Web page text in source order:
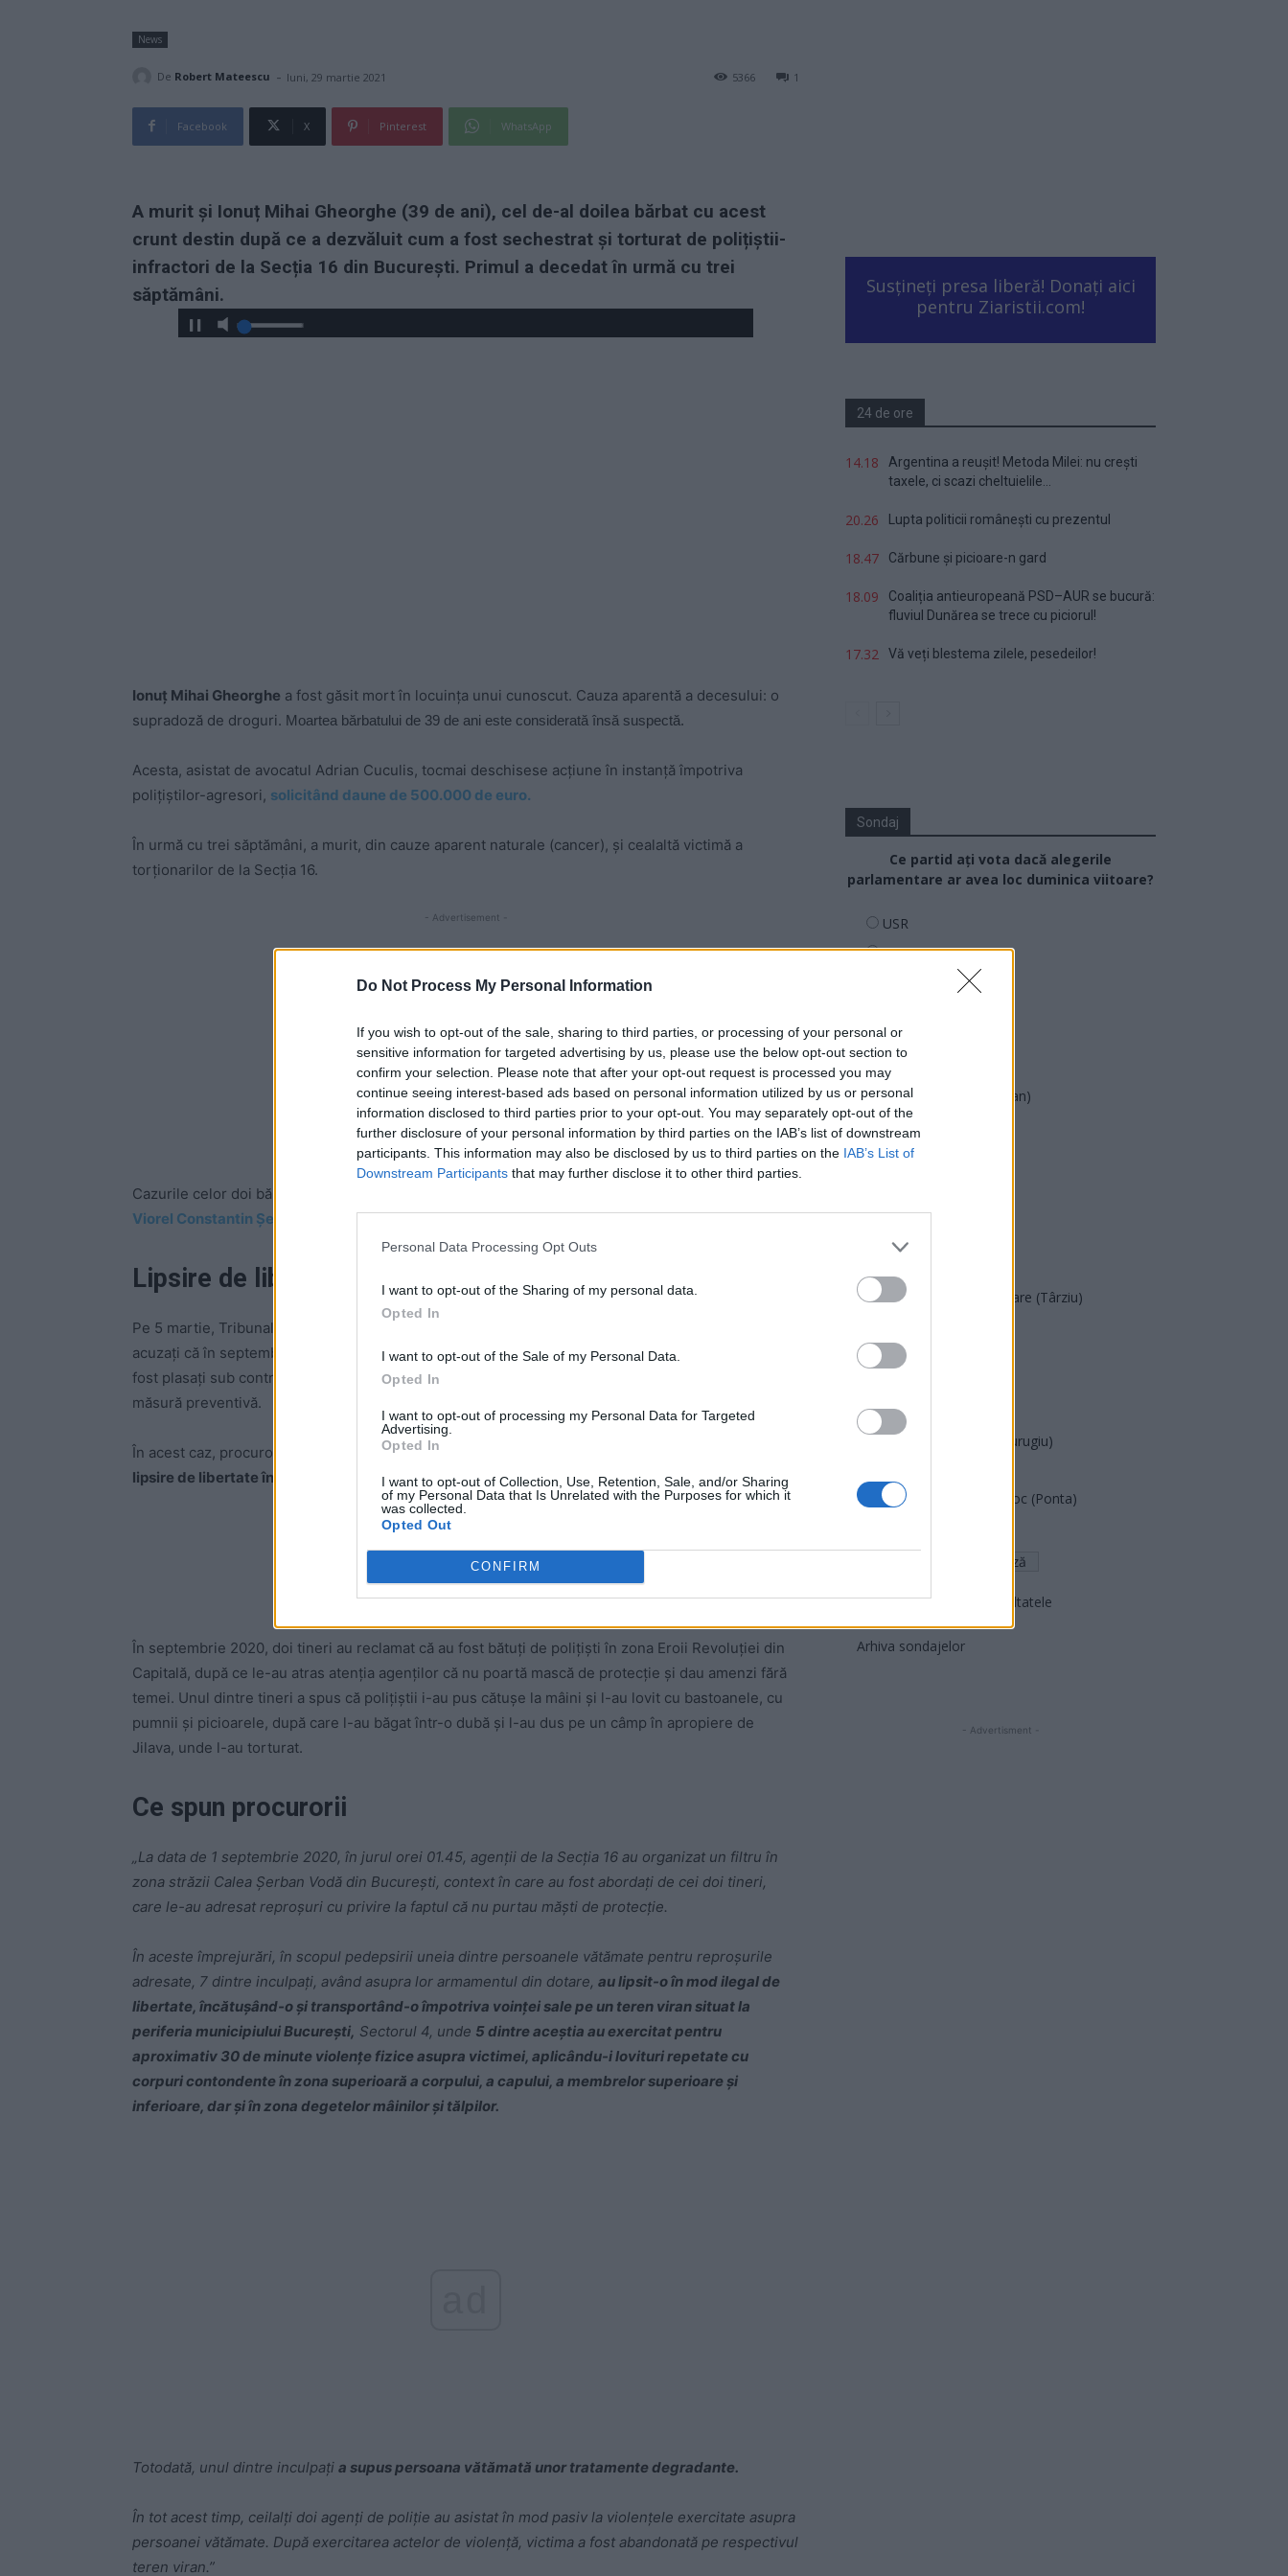
Do Not Process My Personal Information
If you wish to opt-out of the sale, sharing to third parties, or processing of your personal or
sensitive information for targeted advertising by us, please use the below opt-out section to
confirm your selection. Please note that after your opt-out request is processed you may
continue seeing interest-based ads based on personal information utilized by us or personal
information disclosed to third parties prior to your opt-out. You may separately opt-out of the
further disclosure of your personal information by third parties on the IAB’s list of downstream
participants. This information may also be disclosed by us to third parties on the IAB’s List of
Downstream Participants that may further disclose it to other third parties.
Personal Data Processing Opt Outs
I want to opt-out of the Sharing of my personal data.
Opted In
I want to opt-out of the Sale of my Personal Data.
Opted In
I want to opt-out of processing my Personal Data for Targeted
Advertising.
Opted In
I want to opt-out of Collection, Use, Retention, Sale, and/or Sharing
of my Personal Data that Is Unrelated with the Purposes for which it
was collected.
Opted Out
CONFIRM
News
De Robert Mateescu - luni, 29 martie 2021 1
5366
Facebook X Pinterest WhatsApp
A murit și Ionuț Mihai Gheorghe (39 de ani), cel de-al doilea bărbat cu acest
crunt destin după ce a dezvăluit cum a fost sechestrat și torturat de polițiștii-
infractori de la Secția 16 din București. Primul a decedat în urmă cu trei
săptămâni.
Ionuț Mihai Gheorghe a fost găsit mort în locuința unui cunoscut. Cauza aparentă a decesului: o
supradoză de droguri. Moartea bărbatului de 39 de ani este considerată însă suspectă.
Acesta, asistat de avocatul Adrian Cuculis, tocmai deschisese acțiune în instanță împotriva
polițiștilor-agresori, solicitând daune de 500.000 de euro.
În urmă cu trei săptămâni, a murit, din cauze aparent naturale (cancer), și cealaltă victimă a
torționarilor de la Secția 16.
- Advertisement -
Cazurile celor doi bărbați au dus la inculparea a 9 agenți de poliție, între care și
Viorel Constantin Șeicaru.
Lipsire de libertate și tortură
Pe 5 martie, Tribunalul Bucureşti a dispus arestarea preventivă a trei polițiști de la Secţia 16,
acuzaţi că în septembrie 2020 au bătut sălbatic doi tineri în zona Eroii Revoluţiei. Alţi trei agenţi au
fost plasaţi sub control judiciar pe o perioadă de 60 de zile, iar faţă de unul nu a fost luată nicio
măsură preventivă.
În acest caz, procurorii Parchetului Capitalei au pus sub acuzare 9 poliţişti, pentru infracţiunile de
lipsire de libertate în mod ilegal
tortură.
- Advertisement -
În septembrie 2020, doi tineri au reclamat că au fost bătuţi de poliţişti în zona Eroii Revoluţiei din
Capitală, după ce le-au atras atenţia agenţilor că nu poartă mască de protecţie şi dau amenzi fără
temei. Unul dintre tineri a spus că poliţiştii i-au pus cătuşe la mâini şi l-au lovit cu bastoanele, cu
pumnii şi picioarele, după care l-au băgat într-o dubă şi l-au dus pe un câmp în apropiere de
Jilava, unde l-au torturat.
Ce spun procurorii
„La data de 1 septembrie 2020, în jurul orei 01.45, agenţii de la Secţia 16 au organizat un filtru în
zona străzii Calea Şerban Vodă din Bucureşti, context în care au fost abordaţi de cei doi tineri,
care le-au adresat reproşuri cu privire la faptul că nu purtau măşti de protecţie.
În aceste împrejurări, în scopul pedepsirii uneia dintre persoanele vătămate pentru reproşurile
adresate, 7 dintre inculpaţi, având asupra lor armamentul din dotare, au lipsit-o în mod ilegal de
libertate, încătuşând-o şi transportând-o împotriva voinţei sale pe un teren viran situat la
periferia municipiului Bucureşti, Sectorul 4, unde 5 dintre aceştia au exercitat pentru
aproximativ 30 de minute violenţe fizice asupra victimei, aplicându-i lovituri repetate cu
corpuri contondente în zona superioară a corpului, a capului, a membrelor superioare şi
inferioare, dar şi în zona degetelor mâinilor şi tălpilor.
Totodată, unul dintre inculpaţi a supus persoana vătămată unor tratamente degradante.
În tot acest timp, ceilalţi doi agenţi de poliţie au asistat în mod pasiv la violenţele exercitate asupra
persoanei vătămate. După exercitarea actelor de violenţă, victima a fost abandonată pe respectivul
teren viran.”
Susțineți presa liberă! Donați aici
pentru Ziaristii.com!
24 de ore
14.18
Argentina a reușit! Metoda Milei: nu crești
taxele, ci scazi cheltuielile...
20.26 Lupta politicii românești cu prezentul
18.47 Cărbune și picioare-n gard
18.09
Coaliția antieuropeană PSD–AUR se bucură:
fluviul Dunărea se trece cu piciorul!
17.32 Vă veți blestema zilele, pesedeilor!
Sondaj
Ce partid ați vota dacă alegerile
parlamentare ar avea loc duminica viitoare?
USR
PNL
UDMR
PMP (Tomac)
Forța Dreptei (L. Orban)
REPER
SOS (Șoșoacă)
POT (Gavrilă)
Acțiunea Conservatoare (Târziu)
PUSL (D. Voiculescu)
PNCR (Terheș)
Partidul Patrioților (Surugiu)
România pe Primul Loc (Ponta)
Arată rezultatele
Arhiva sondajelor
- Advertisment -